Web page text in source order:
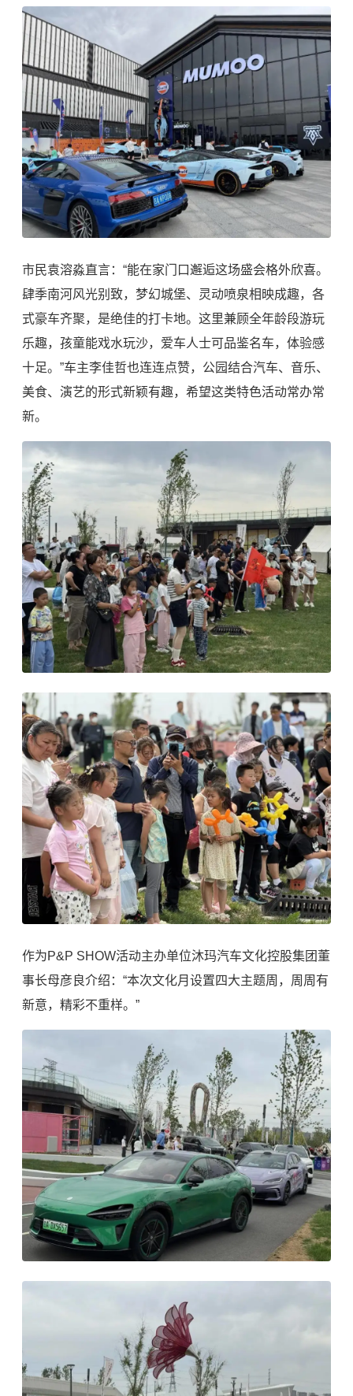
市民袁溶淼直言：“能在家门口邂逅这场盛会格外欣喜。
肆季南河风光别致，梦幻城堡、灵动喷泉相映成趣，各
式豪车齐聚，是绝佳的打卡地。这里兼顾全年龄段游玩
乐趣，孩童能戏水玩沙，爱车人士可品鉴名车，体验感
十足。”车主李佳哲也连连点赞，公园结合汽车、音乐、
美食、演艺的形式新颖有趣，希望这类特色活动常办常
新。
作为P&P SHOW活动主办单位沐玛汽车文化控股集团董
事长母彦良介绍：“本次文化月设置四大主题周，周周有
新意，精彩不重样。”